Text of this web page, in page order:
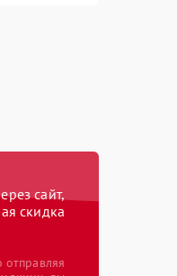
сайт,
скидка
отправляя